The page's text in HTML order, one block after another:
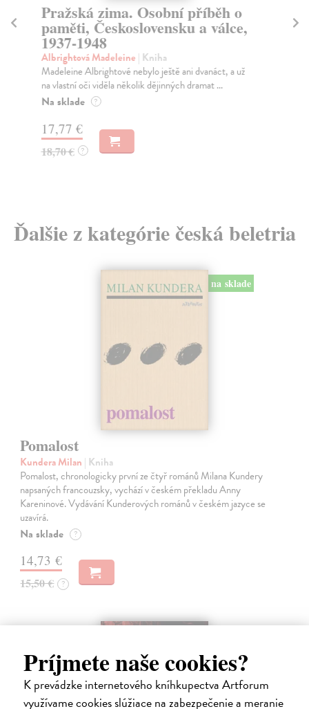
Príjmete naše cookies?
K prevádzke internetového kníhkupectva Artforum
využívame cookies slúžiace na zabezpečenie a meranie
Pražská zima. Osobní příběh o
paměti, Československu a válce,
1937-1948
Albrightová Madeleine | Kniha
Madeleine Albrightové nebylo ještě ani dvanáct, a už
na vlastní oči viděla několik dějinných dramat ...
Na sklade ?
17,77 €
18,70 € ?
Ďalšie z kategórie česká beletria
na sklade
Pomalost
Kundera Milan | Kniha
Pomalost, chronologicky první ze čtyř románů Milana Kundery
napsaných francouzsky, vychází v českém překladu Anny
Kareninové. Vydávání Kunderových románů v českém jazyce se
uzavírá.
Na sklade ?
14,73 €
15,50 € ?